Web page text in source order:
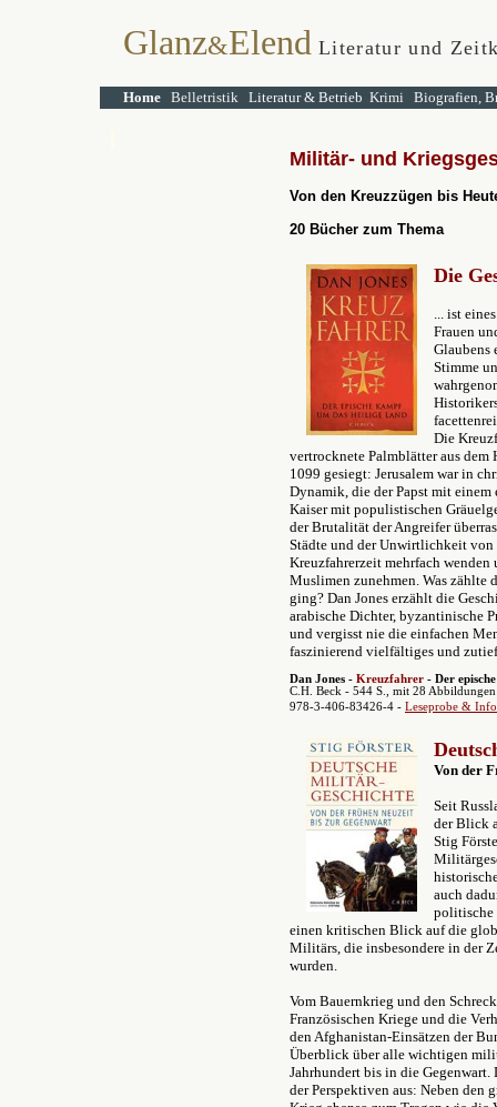
Glanz&Elend Literatur und
Home Belletristik Literatur & Betrieb Krimi Biografien,
Militär- und
Von den Kreuzzügen bis
20 Bücher zum Thema
Die
... ist
Frauen
Glaubens
Stimme
Die
vertrocknete Palmblätter aus
1099 gesiegt: Jerusalem war in
Dynamik, die der Papst mit
Kaiser mit populistischen
der Brutalität der Angreifer
Städte und der Unwirtlichkeit
Kreuzfahrerzeit mehrfach
Muslimen zunehmen. Was zählte
ging? Dan Jones erzählt die
arabische Dichter, byzantinische
und vergisst nie die einfachen
faszinierend vielfältiges und
Dan Jones - Kreuzfahrer - Der
C.H. Beck - 544 S., mit 28
978-3-406-83426-4 - Leseprobe &
Von der
Seit
der Blick
Stig
auch
politische
einen kritischen Blick auf die
Militärs, die insbesondere in der
wurden.
Vom Bauernkrieg und den
Französischen Kriege und die
den Afghanistan-Einsätzen der
Überblick über alle wichtigen
Jahrhundert bis in die
der Perspektiven aus: Neben